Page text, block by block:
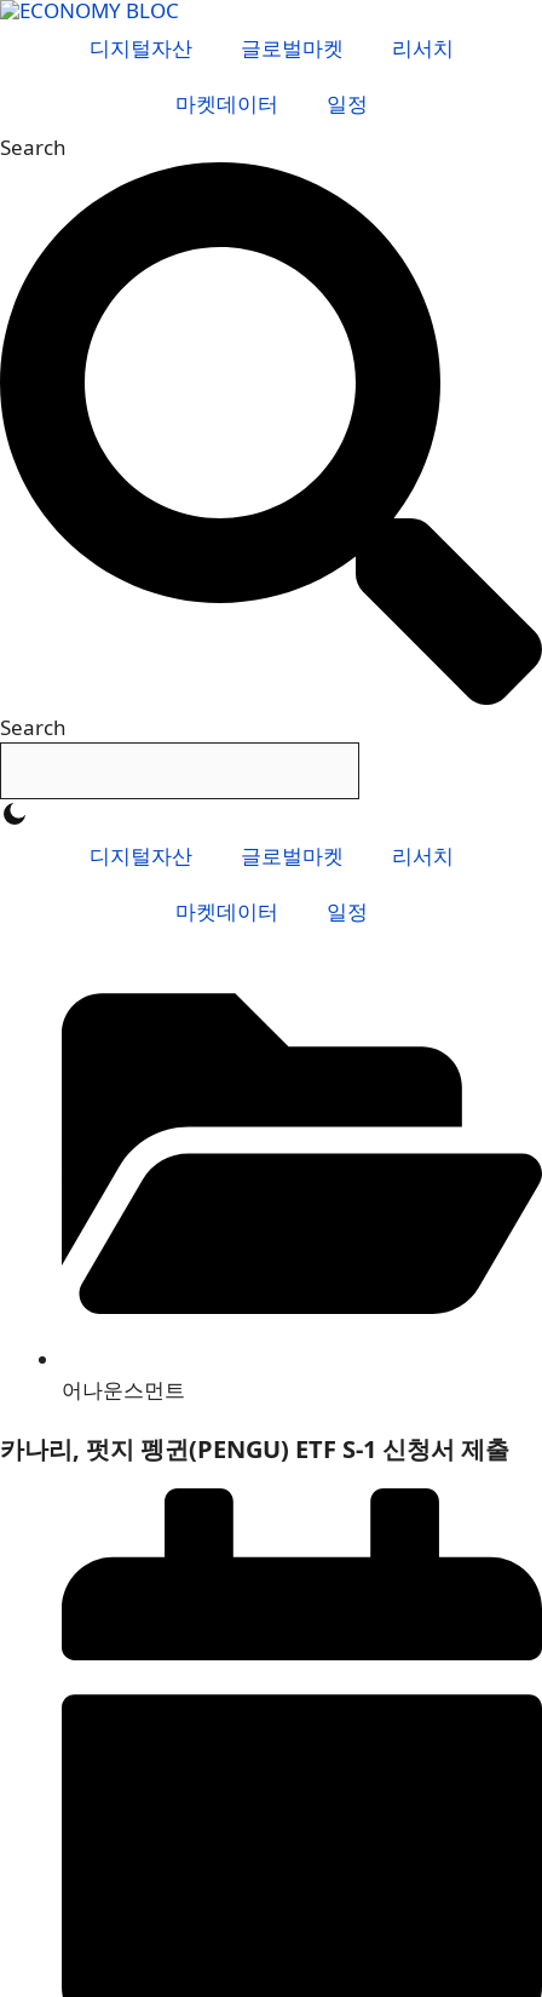
컨
건
디지털자산 글로벌마켓
리서치
마켓데이터
일정
Search
Search
디지털자산 글로벌마켓
리서치
마켓데이터
일정
어나운스먼트
카나리, 펏지 펭귄(PENGU) ETF S-1 신청서 제출